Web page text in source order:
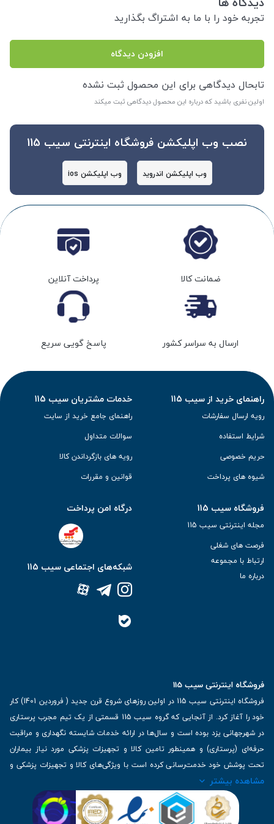
تجربه خود را با ما به اشتراگ بگذارید
افزودن دیدگاه
تابحال دیدگاهی برای این محصول ثبت نشده
اولین نفری باشید که درباره این محصول دیدگاهی ثبت میکند
نصب وب اپلیکشن فروشگاه اینترنتی سیب 115
وب اپلیکشن اندروید وب اپلیکشن ios
ضمانت کالا پرداخت آنلاین
ارسال به سراسر کشور پاسخ گویی سریع
راهنمای خرید از سیب 115
رویه ارسال سفارشات
شرایط استفاده
حریم خصوصی
شیوه های پرداخت
خدمات مشتریان سیب 115
راهنمای جامع خرید از سایت
سوالات متداول
رویه های بازگرداندن کالا
قوانین و مقررات
فروشگاه سیب 115
مجله اینترنتی سیب 115
فرصت های شغلی
ارتباط با مجموعه
درباره ما
درگاه امن پرداخت
شبکه‌های اجتماعی سیب 115
فروشگاه اینترنتی سیب 115
فروشگاه اینترنتی سیب 115 در اولین روزهای شروع قرن جدید ( فروردین 1401) کار
خود را آغاز کرد. از آنجایی که گروه سیب 115 قسمتی از یک تیم مجرب پرستاری
در شهرجهانی یزد بوده است و سال‌ها در ارائه خدمات شایسته نگهداری و مراقبت
حرفه‌ای (پرستاری) و همینطور تامین کالا و تجهیزات پزشکی مورد نیاز بیماران
تحت پوشش خود خدمت‌رسانی کرده است با ویژگی‌های کالا و تجهیزات پزشکی و
برترین برندهای موجود در بازار اطلاعات بسیار ارزشمندی را دارا می‌باشد
مشاهده بیشتر